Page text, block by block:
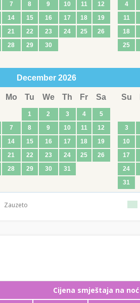
7 8 9 10 11
12
14 15 16 17 18
19
21 22 23 24 25
26
28 29 30
4
11
18
25
December 2026
Mo Tu We Th Fr Sa
1 2 3 4
5
7 8 9 10 11
12
14 15 16 17 18
19
21 22 23 24 25
26
28 29 30 31
Su
3
10
17
24
31
Zauzeto
Cijena smještaja na noć